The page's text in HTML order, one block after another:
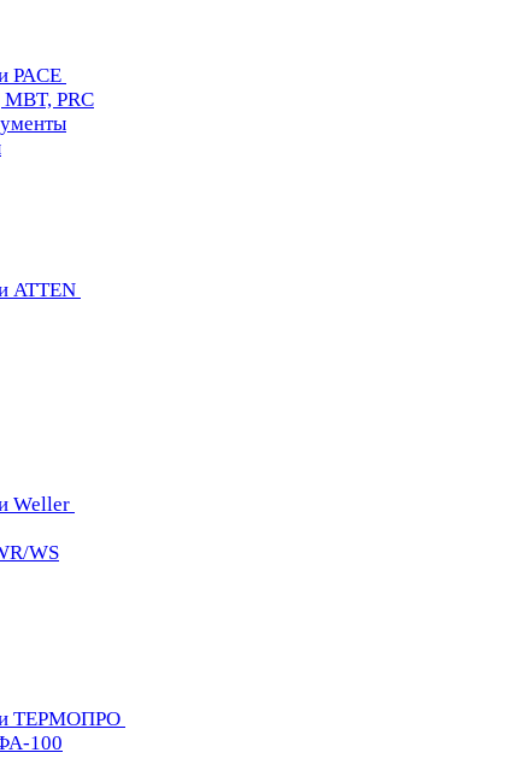
PACE
PRC
ATTEN
Weller
WS
ТЕРМОПРО
100